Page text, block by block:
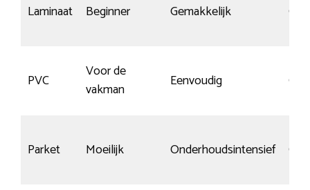
Laminaat Beginner Gemakkelijk
PVC
Voor de
vakman
Eenvoudig
Parket Moeilijk Onderhoudsintensief